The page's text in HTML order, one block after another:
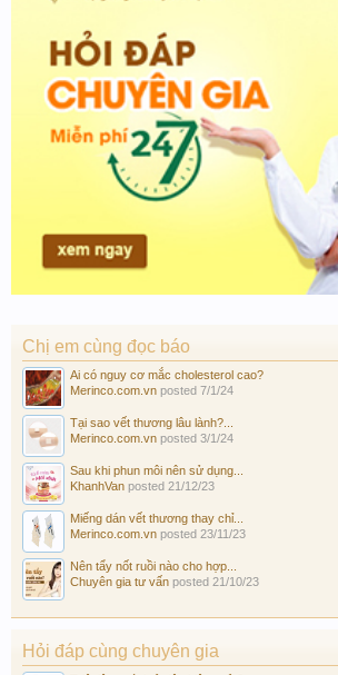
Chị em cùng đọc báo
Ai có nguy cơ mắc cholesterol cao?
Merinco.com.vn posted 7/1/24
Tại sao vết thương lâu lành?...
Merinco.com.vn posted 3/1/24
Sau khi phun môi nên sử dụng...
KhanhVan posted 21/12/23
Miếng dán vết thương thay chỉ...
Merinco.com.vn posted 23/11/23
Nên tẩy nốt ruồi nào cho hợp...
Chuyên gia tư vấn posted 21/10/23
Hỏi đáp cùng chuyên gia